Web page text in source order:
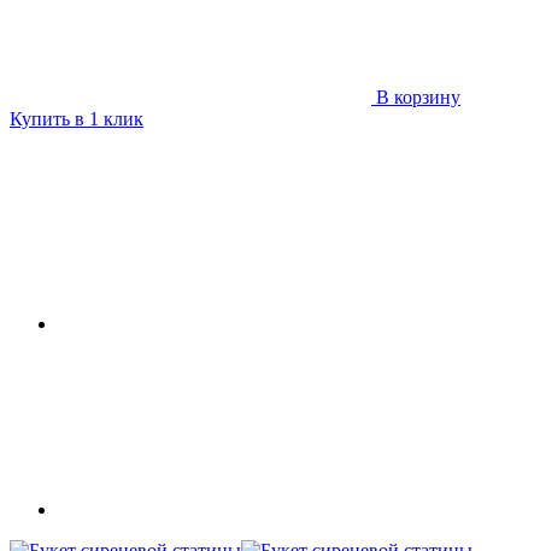
В корзину
Купить в 1 клик